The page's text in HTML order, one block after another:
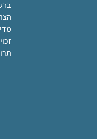
ברל